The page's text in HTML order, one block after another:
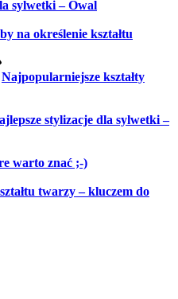
sylwetki – Owal
na określenie kształtu
Najpopularniejsze kształty
stylizacje dla sylwetki –
warto znać ;-)
twarzy – kluczem do